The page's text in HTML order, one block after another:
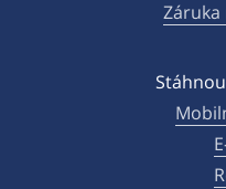
Záruka